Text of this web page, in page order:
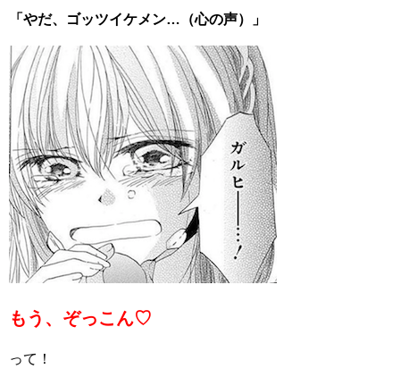
「やだ、ゴッツイケメン…（心の声）」
もう、ぞっこん♡
って！